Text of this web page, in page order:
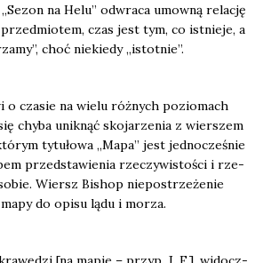
na Helu” odwra­ca umow­ną rela­cję
czas jest tym, co ist­nie­je, a
choć nie­kie­dy „istot­nie”.
o cza­sie na wie­lu róż­nych pozio­mach
chy­ba unik­nąć sko­ja­rze­nia z wier­szem
tytu­ło­wa „Mapa” jest jed­no­cze­śnie
przed­sta­wie­nia rze­czy­wi­sto­ści i rze­
Wiersz Bishop nie­po­strze­że­nie
do opi­su lądu i morza.